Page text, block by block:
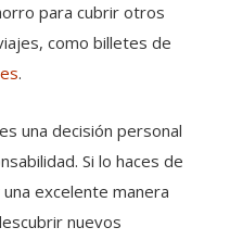
para cubrir otros
como billetes de
.
una decisión personal
Si lo haces de
excelente manera
nuevos